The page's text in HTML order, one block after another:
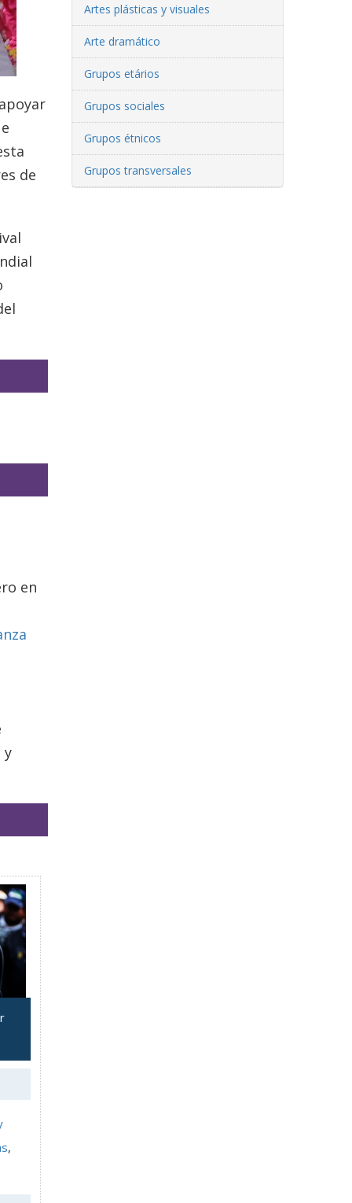
de
en
y
,
Artes plásticas y visuales
Arte dramático
Grupos etários
Grupos sociales
Grupos étnicos
Grupos transversales